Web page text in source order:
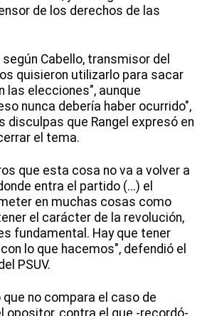
de los derechos de las
Cabello, transmisor del
quisieron utilizarlo para sacar
las elecciones", aunque
nunca debería haber ocurrido",
disculpas que Rangel expresó en
el tema.
que esta cosa no va a volver a
entra el partido (...) el
en muchas cosas como
el carácter de la revolución,
fundamental. Hay que tener
lo que hacemos", defendió el
PSUV.
no compara el caso de